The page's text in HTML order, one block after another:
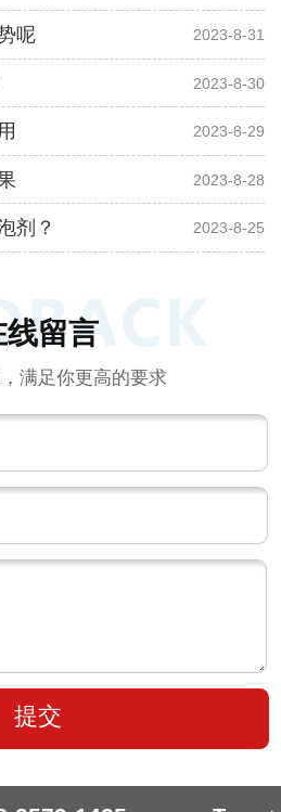
呢 2023-8-31
2023-8-30
2023-8-29
2023-8-28
剂？ 2023-8-25
线留言
满足你更高的要求